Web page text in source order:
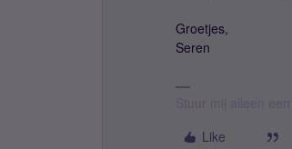
Groetjes,
Seren
Like